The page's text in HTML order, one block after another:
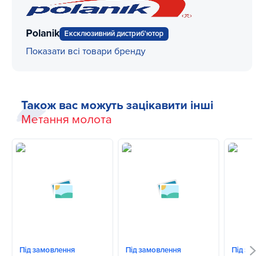
Polanik Ексклюзивний дистриб'ютор
Показати всі товари бренду
Також вас можуть зацікавити інші
Метання молота
Під замовлення Під замовлення Під